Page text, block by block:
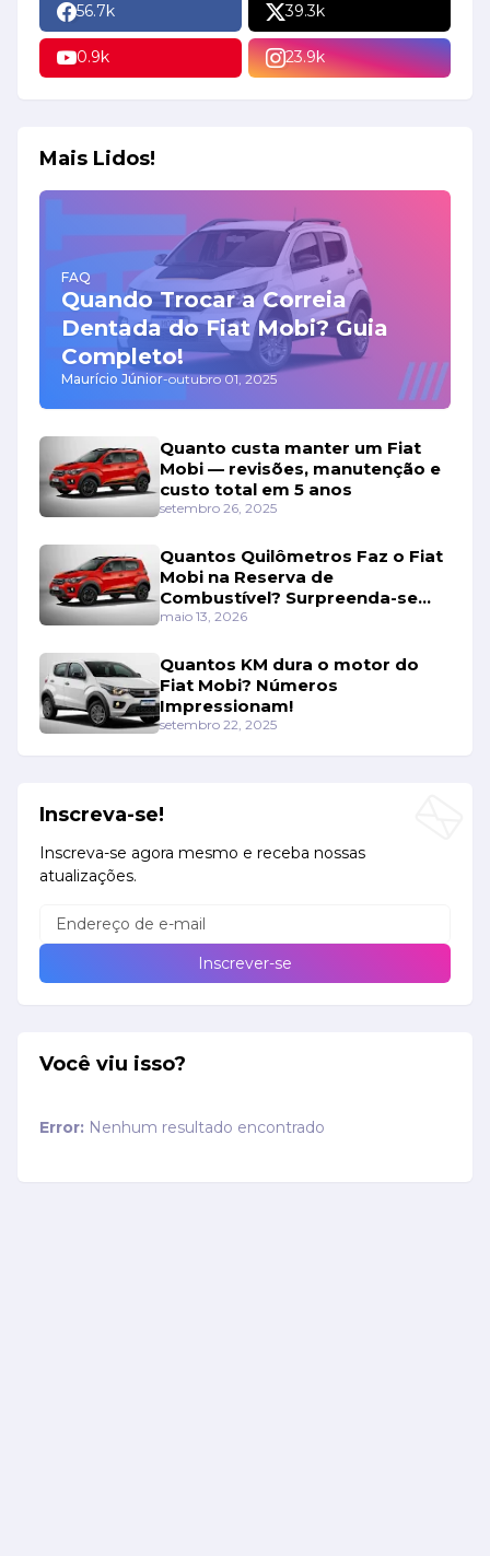
56.7k 39.3k
0.9k 23.9k
Mais Lidos!
FAQ
Quando Trocar a Correia
Dentada do Fiat Mobi? Guia
Completo!
Maurício Júnior-outubro 01, 2025
Quanto custa manter um Fiat
Mobi — revisões, manutenção e
custo total em 5 anos
setembro 26, 2025
Quantos Quilômetros Faz o Fiat
Mobi na Reserva de
Combustível? Surpreenda-se
Com os Números!
maio 13, 2026
Quantos KM dura o motor do
Fiat Mobi? Números
Impressionam!
setembro 22, 2025
Inscreva-se!
Inscreva-se agora mesmo e receba nossas
atualizações.
Você viu isso?
Error: Nenhum resultado encontrado